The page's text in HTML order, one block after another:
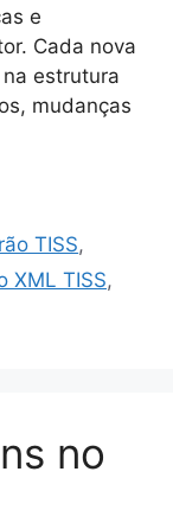
e
Cada nova
estrutura
mudanças
TISS,
XML TISS,
no